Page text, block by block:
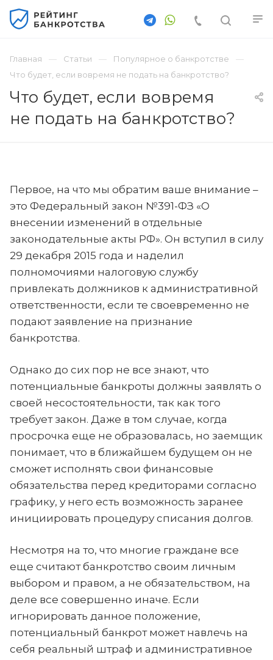
Главная Статьи
Популярное о банкротстве
Что будет, если вовремя не подать на банкротство?
Что будет, если вовремя
не подать на банкротство?
Первое, на что мы обратим ваше внимание –
это Федеральный закон №391-ФЗ «О
внесении изменений в отдельные
законодательные акты РФ». Он вступил в силу
29 декабря 2015 года и наделил
полномочиями налоговую службу
привлекать должников к административной
ответственности, если те своевременно не
подают заявление на признание
банкротства.
Однако до сих пор не все знают, что
потенциальные банкроты должны заявлять о
своей несостоятельности, так как того
требует закон. Даже в том случае, когда
просрочка еще не образовалась, но заемщик
понимает, что в ближайшем будущем он не
сможет исполнять свои финансовые
обязательства перед кредиторами согласно
графику, у него есть возможность заранее
инициировать процедуру списания долгов.
Несмотря на то, что многие граждане все
еще считают банкротство своим личным
выбором и правом, а не обязательством, на
деле все совершенно иначе. Если
игнорировать данное положение,
потенциальный банкрот может навлечь на
себя реальный штраф и административное